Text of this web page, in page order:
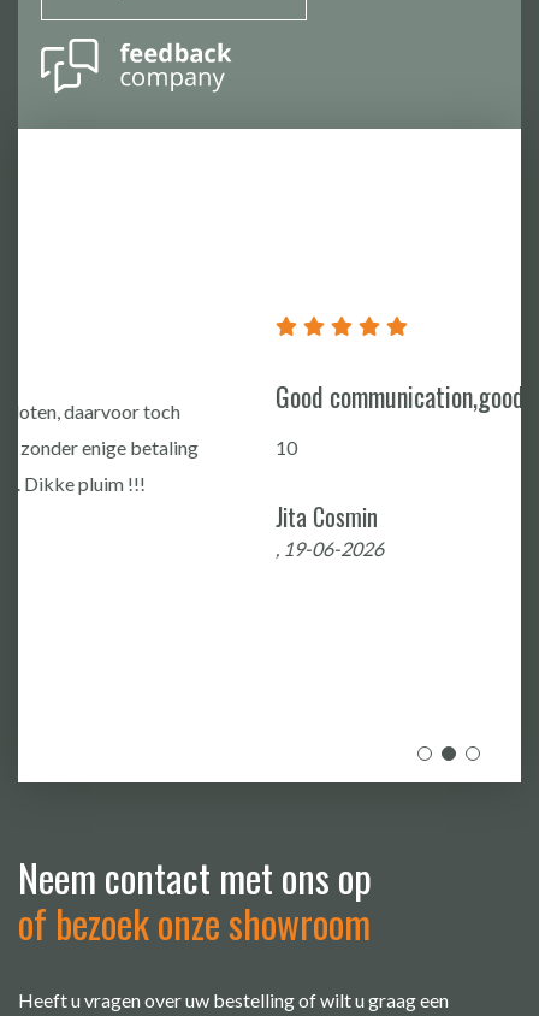
Good communication,good Quality
10
Neem contact met ons op
of bezoek onze showroom
Heeft u vragen over uw bestelling of wilt u graag een